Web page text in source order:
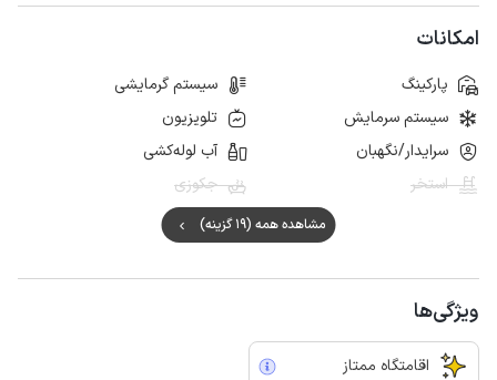
امکانات
پارکینگ
سیستم گرمایشی
سیستم سرمایش
تلویزیون
سرایدار/نگهبان
آب لوله‌کشی
استخر
جکوزی
مشاهده همه (19 گزینه)
ویژگی‌ها
اقامتگاه ممتاز